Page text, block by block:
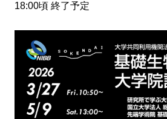
18:00頃 終了予定